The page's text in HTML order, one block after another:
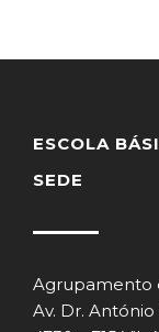
ESCOLA
SEDE
Agrupamento
Av. Dr. António